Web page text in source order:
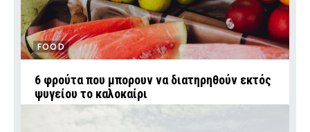
FOOD
6 φρούτα που μπορουν να διατηρηθούν εκτός
ψυγείου το καλοκαίρι